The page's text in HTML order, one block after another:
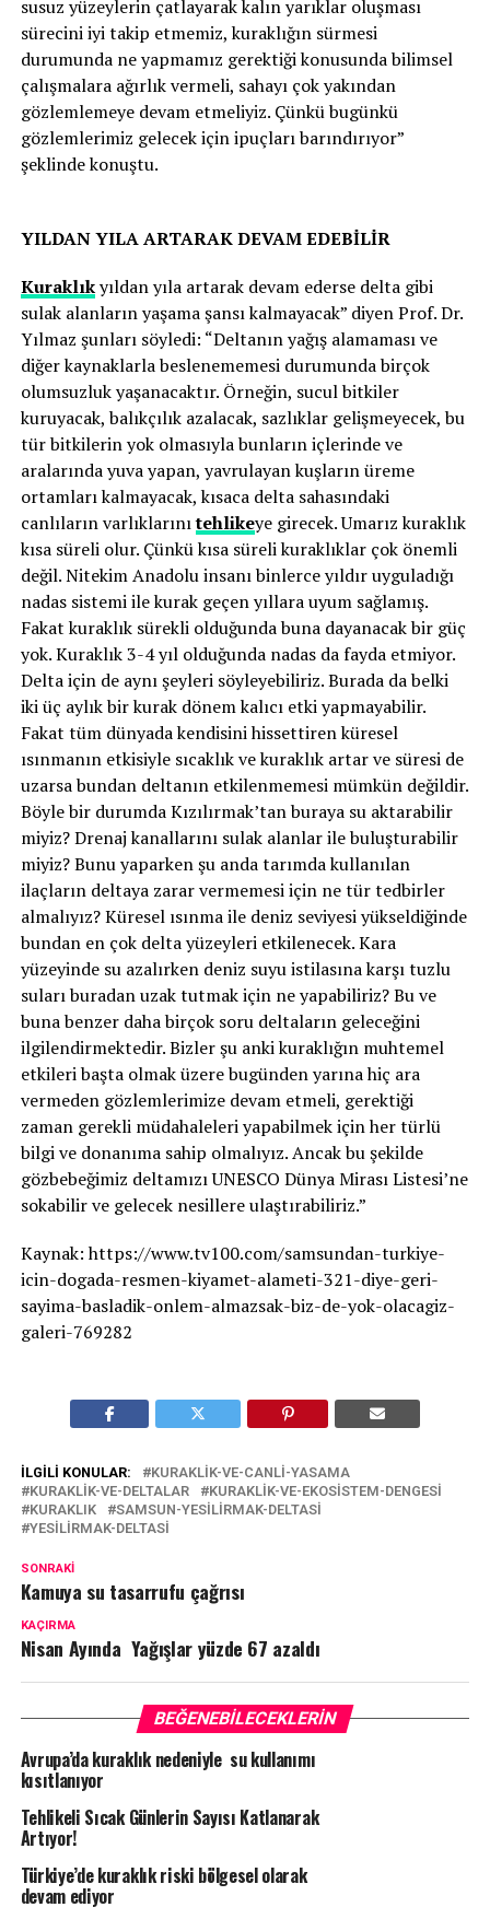
susuz yüzeylerin çatlayarak kalın yarıklar oluşması
sürecini iyi takip etmemiz, kuraklığın sürmesi
durumunda ne yapmamız gerektiği konusunda bilimsel
çalışmalara ağırlık vermeli, sahayı çok yakından
gözlemlemeye devam etmeliyiz. Çünkü bugünkü
gözlemlerimiz gelecek için ipuçları barındırıyor”
şeklinde konuştu.
YILDAN YILA ARTARAK DEVAM EDEBİLİR
Kuraklıkyıldan yıla artarak devam ederse delta gibi
sulak alanların yaşama şansı kalmayacak” diyen Prof. Dr.
Yılmaz şunları söyledi: “Deltanın yağış alamaması ve
diğer kaynaklarla beslenememesi durumunda birçok
olumsuzluk yaşanacaktır. Örneğin, sucul bitkiler
kuruyacak, balıkçılık azalacak, sazlıklar gelişmeyecek, bu
tür bitkilerin yok olmasıyla bunların içlerinde ve
aralarında yuva yapan, yavrulayan kuşların üreme
ortamları kalmayacak, kısaca delta sahasındaki
canlıların varlıklarınıtehlikeye girecek. Umarız kuraklık
kısa süreli olur. Çünkü kısa süreli kuraklıklar çok önemli
değil. Nitekim Anadolu insanı binlerce yıldır uyguladığı
nadas sistemi ile kurak geçen yıllara uyum sağlamış.
Fakat kuraklık sürekli olduğunda buna dayanacak bir güç
yok. Kuraklık 3-4 yıl olduğunda nadas da fayda etmiyor.
Delta için de aynı şeyleri söyleyebiliriz. Burada da belki
iki üç aylık bir kurak dönem kalıcı etki yapmayabilir.
Fakat tüm dünyada kendisini hissettiren küresel
ısınmanın etkisiyle sıcaklık ve kuraklık artar ve süresi de
uzarsa bundan deltanın etkilenmemesi mümkün değildir.
Böyle bir durumda Kızılırmak’tan buraya su aktarabilir
miyiz? Drenaj kanallarını sulak alanlar ile buluşturabilir
miyiz? Bunu yaparken şu anda tarımda kullanılan
ilaçların deltaya zarar vermemesi için ne tür tedbirler
almalıyız? Küresel ısınma ile deniz seviyesi yükseldiğinde
bundan en çok delta yüzeyleri etkilenecek. Kara
yüzeyinde su azalırken deniz suyu istilasına karşı tuzlu
suları buradan uzak tutmak için ne yapabiliriz? Bu ve
buna benzer daha birçok soru deltaların geleceğini
ilgilendirmektedir. Bizler şu anki kuraklığın muhtemel
etkileri başta olmak üzere bugünden yarına hiç ara
vermeden gözlemlerimize devam etmeli, gerektiği
zaman gerekli müdahaleleri yapabilmek için her türlü
bilgi ve donanıma sahip olmalıyız. Ancak bu şekilde
gözbebeğimiz deltamızı UNESCO Dünya Mirası Listesi’ne
sokabilir ve gelecek nesillere ulaştırabiliriz.”
Kaynak: https://www.tv100.com/samsundan-turkiye-
icin-dogada-resmen-kiyamet-alameti-321-diye-geri-
sayima-basladik-onlem-almazsak-biz-de-yok-olacagiz-
galeri-769282
İLGILI KONULAR:
KURAKLIK-VE-CANLI-YASAMA
KURAKLIK-VE-DELTALAR
KURAKLIK-VE-EKOSISTEM-DENGESI
KURAKLIK
SAMSUN-YESILIRMAK-DELTASI
YESILIRMAK-DELTASI
SONRAKI
Kamuya su tasarrufu çağrısı
KAÇIRMA
Nisan Ayında Yağışlar yüzde 67 azaldı
BEĞENEBILECEKLERIN
Avrupa’da kuraklık nedeniyle su kullanımı
kısıtlanıyor
Tehlikeli Sıcak Günlerin Sayısı Katlanarak
Artıyor!
Türkiye’de kuraklık riski bölgesel olarak
devam ediyor